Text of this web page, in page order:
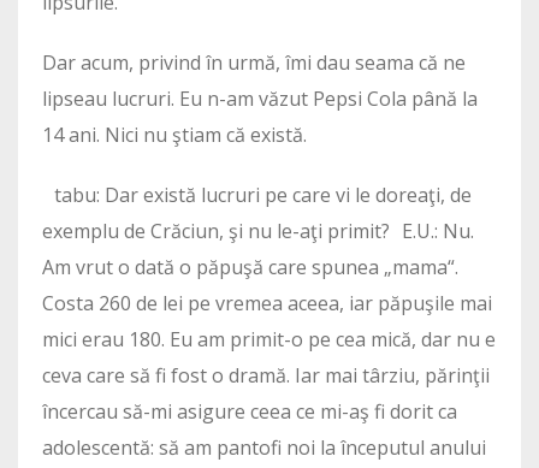
Dar acum, privind în urmă, îmi dau seama că ne
lipseau lucruri. Eu n-am văzut Pepsi Cola până la
14 ani. Nici nu ştiam că există.
tabu: Dar există lucruri pe care vi le doreaţi, de
exemplu de Crăciun, şi nu le-aţi primit? E.U.: Nu.
Am vrut o dată o păpuşă care spunea „mama“.
Costa 260 de lei pe vremea aceea, iar păpuşile mai
mici erau 180. Eu am primit-o pe cea mică, dar nu e
ceva care să fi fost o dramă. Iar mai târziu, părinţii
încercau să-mi asigure ceea ce mi-aş fi dorit ca
adolescentă: să am pantofi noi la începutul anului